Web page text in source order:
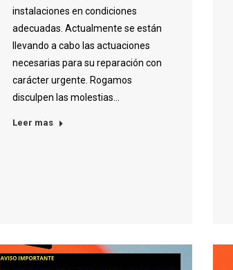
instalaciones en condiciones
adecuadas. Actualmente se están
llevando a cabo las actuaciones
necesarias para su reparación con
carácter urgente. Rogamos
disculpen las molestias…
Leer mas